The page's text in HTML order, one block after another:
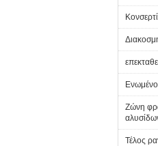
Ζώνη
Τέλος